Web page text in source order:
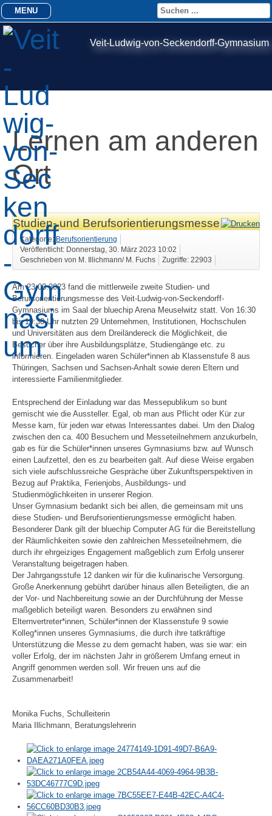
Veit-Ludwig-von-Seckendorff-Gymnasium
MENU
Lernen am anderen
Ort
Studien- und Berufsorientierungsmesse
Kategorie: Berufsorientierung
Veröffentlicht: Donnerstag, 30. März 2023 10:02
Geschrieben von M. Illichmann/ M. Fuchs
Zugriffe: 22903
Am 23.03.2023 fand die mittlerweile zweite Studien- und
Berufsorientierungsmesse des Veit- Ludwig-von-Seckendorff-
Gymnasiums im Saal der bluechip Arena Meuselwitz statt. Von 16:30
bis 19:30 Uhr nutzten 29 Unternehmen, Institutionen, Hochschulen
und Universitäten aus dem Dreiländereck die Möglichkeit, die
Besucher über ihre Ausbildungsplätze, Studiengänge etc. zu
informieren. Eingeladen waren Schüler*innen ab Klassenstufe 8 aus
Thüringen, Sachsen und Sachsen-Anhalt sowie deren Eltern und
interessierte Familienmitglieder.
Entsprechend der Einladung war das Messepublikum so bunt
gemischt wie die Aussteller. Egal, ob man aus Pflicht oder Kür zur
Messe kam, für jeden war etwas Interessantes dabei. Um den Dialog
zwischen den ca. 400 Besuchern und Messeteilnehmern anzukurbeln,
gab es für die Schüler*innen unseres Gymnasiums bzw. auf Wunsch
einen Laufzettel, den es zu bearbeiten galt. Auf diese Weise ergaben
sich viele aufschlussreiche Gespräche über Zukunftsperspektiven in
Bezug auf Praktika, Ferienjobs, Ausbildungs- und
Studienmöglichkeiten in unserer Region.
Unser Gymnasium bedankt sich bei allen, die gemeinsam mit uns
diese Studien- und Berufsorientierungsmesse ermöglicht haben.
Besonderer Dank gilt der bluechip Computer AG für die Bereitstellung
der Räumlichkeiten sowie den zahlreichen Messeteilnehmern, die
durch ihr ehrgeiziges Engagement maßgeblich zum Erfolg unserer
Veranstaltung beigetragen haben.
Der Jahrgangsstufe 12 danken wir für die kulinarische Versorgung.
Große Anerkennung gebührt darüber hinaus allen Beteiligten, die an
der Vor- und Nachbereitung sowie an der Durchführung der Messe
maßgeblich beteiligt waren. Besonders zu erwähnen sind
Elternvertreter*innen, Schüler*innen der Klassenstufe 9 sowie
Kolleg*innen unseres Gymnasiums, die durch ihre tatkräftige
Unterstützung die Messe zu dem gemacht haben, was sie war: ein
voller Erfolg, der im nächsten Jahr in größerem Umfang erneut in
Angriff genommen werden soll. Wir freuen uns auf die
Zusammenarbeit!
Monika Fuchs, Schulleiterin
Maria Illichmann, Beratungslehrerin